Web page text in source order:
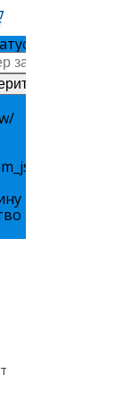
заказа
files/